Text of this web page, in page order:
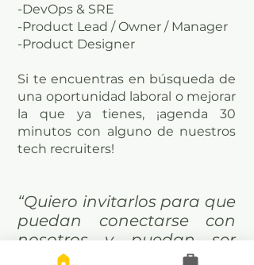
-DevOps & SRE
-Product Lead / Owner / Manager
-Product Designer
Si te encuentras en búsqueda de
una oportunidad laboral o mejorar
la que ya tienes, ¡agenda 30
minutos con alguno de nuestros
tech recruiters!
“Quiero invitarlos para que
puedan conectarse con
nosotros y puedan ser
parte de nuestra